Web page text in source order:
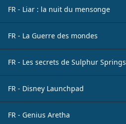
FR - Liar : la nuit du mensonge
FR - La Guerre des mondes
FR - Les secrets de Sulphur Springs
FR - Disney Launchpad
FR - Genius Aretha